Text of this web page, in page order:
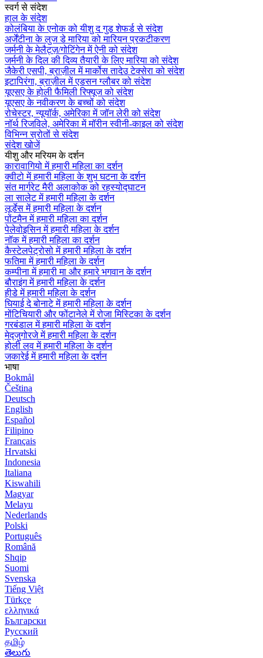
स्वर्ग से संदेश
हाल के संदेश
कोलंबिया के एनोक को यीशु द गुड शेफर्ड से संदेश
अर्जेंटीना के लुज डे मारिया को मारियन प्रकटीकरण
जर्मनी के मेलैट्ज़/गोटिंगेन में ऐनी को संदेश
जर्मनी के दिल की दिव्य तैयारी के लिए मारिया को संदेश
जैकेरी एसपी, ब्राज़ील में मार्कोस तादेउ टेक्सेरा को संदेश
इटापिरंगा, ब्राज़ील में एडसन ग्लौबर को संदेश
यूएसए के होली फैमिली रिफ्यूज को संदेश
यूएसए के नवीकरण के बच्चों को संदेश
रोचेस्टर, न्यूयॉर्क, अमेरिका में जॉन लेरी को संदेश
नॉर्थ रिजविले, अमेरिका में मॉरीन स्वीनी-काइल को संदेश
विभिन्न स्रोतों से संदेश
संदेश खोजें
यीशु और मरियम के दर्शन
कारावागियो में हमारी महिला का दर्शन
क्वीटो में हमारी महिला के शुभ घटना के दर्शन
संत मार्गरेट मैरी अलाकोक को रहस्योद्घाटन
ला सालेट में हमारी महिला के दर्शन
लूर्डेस में हमारी महिला के दर्शन
पोंटमैन में हमारी महिला का दर्शन
पेलेवोइसिन में हमारी महिला के दर्शन
नॉक में हमारी महिला का दर्शन
कैस्टेलपेट्रोसो में हमारी महिला के दर्शन
फतिमा में हमारी महिला के दर्शन
कम्पीना में हमारी मा और हमारे भगवान के दर्शन
बौराइंग में हमारी महिला के दर्शन
हीडे में हमारी महिला के दर्शन
घियाई दे बोनाटे में हमारी महिला के दर्शन
मोंटिचियारी और फोंटानेले में रोजा मिस्टिका के दर्शन
गरबंडाल में हमारी महिला के दर्शन
मेद्जुगोरजे में हमारी महिला के दर्शन
होली लव में हमारी महिला के दर्शन
जकारेई में हमारी महिला के दर्शन
भाषा
Bokmål
Čeština
Deutsch
English
Español
Filipino
Français
Hrvatski
Indonesia
Italiana
Kiswahili
Magyar
Melayu
Nederlands
Polski
Português
Română
Shqip
Suomi
Svenska
Tiếng Việt
Türkçe
ελληνικά
Български
Русский
தமிழ்
తెలుగు